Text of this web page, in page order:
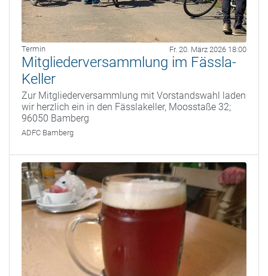
Termin Fr. 20. März 2026 18:00
Mitgliederversammlung im Fässla-
Keller
Zur Mitgliederversammlung mit Vorstandswahl laden
wir herzlich ein in den Fässlakeller, Moosstaße 32;
96050 Bamberg
ADFC Bamberg